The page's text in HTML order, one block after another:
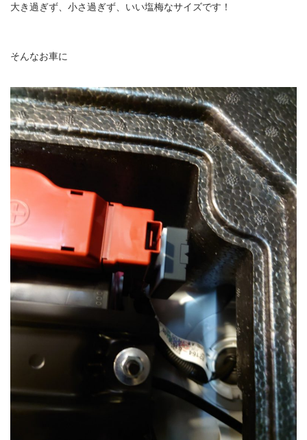
大き過ぎず、小さ過ぎず、いい塩梅なサイズです！
そんなお車に